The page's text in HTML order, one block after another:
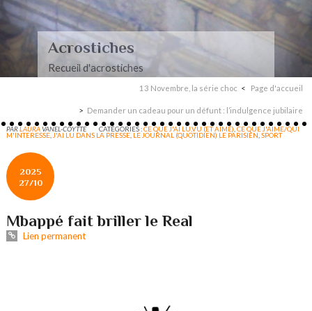
Acrostiches
Recueil d'acrostiches
13 Novembre, la série choc Page d'accueil
Demander un cadeau pour un défunt : l’indulgence jubilaire
PARLAURAVANEL-COYTTE CATÉGORIES :CE QUE J'AI LU,VU (ET AIMÉ) ,CE QUE J'AIME/QUI
M'INTERESSE J'AI LU DANS LA PRESSE LE JOURNAL (QUOTIDIEN) LE PARISIEN ,SPORT
2025
27/10
Mbappé fait briller le Real
Lien permanent